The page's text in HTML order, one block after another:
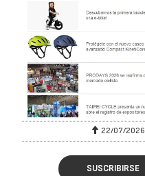
22/07/2026
SUSCRIBIRSE